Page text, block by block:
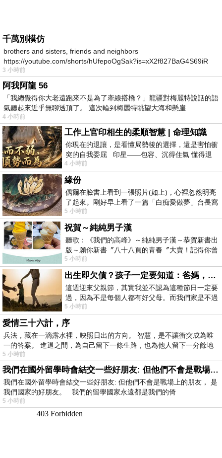
千萬別模仿
brothers and sisters, friends and neighbors
https://youtube.com/shorts/hUfepoOgSak?is=xX2f827BaG4S69iR
https
3 小時前
阿我阿龍 56
「我總覺得你大老遠跑來不是為了牽線搭橋？」龍疆對梅麗特說話的語
氣聽起來近乎無聊透頂了。 這次輪到梅麗特眺望大海和懸崖
4 小時前
工作上官印相生的柔順智慧 | 命理知識
你現在的退讓，是看懂局勢後的選擇，還是害怕衝
突的自我委屈 印星——包容、沉得住氣 懂得退
一步觀察，不會
4 小時前
緣份
偶爾在臉書上看到一張照片(如上)，心裡忽然明亮
了起來。剛好早上看了一篇「白痴愛做夢」台長寫
的貼文，在回顧年輕時瘋狂愛上
5 小時前
祝賀～純純男子漢
聽歌：《我們的高峰》～純純男子漢～恭賀新書出
版～願你新書〞八十八頁的青春〞大賣！記得你曾
經在我的版留言…「好讚的圖^^感覺大家
5 小時前
出生即欠債？孩子一定要知道：爸媽，其實我不欠你們
這週迎來父親節，其實我並不認為這種節日一定要
過，因為不是每個人都有好父母。而我們家是不過
節的，平時也沒什麼儀式感，生活趨近冷
5 小時前
愛情三十六計，序
兵法，藏在一滴露水裡，映照日出的方向。 智慧，是不讓衝突成為唯
一的答案。 進退之間，為自己留下一條生路，也為他人留下一分餘地
5 小時前
我們在國外留學時會結交一些好朋友: 但他們不會是戰場上的朋友
我們在國外留學時會結交一些好朋友: 但他們不會是戰場上的朋友， 是
我們國家的好朋友。 我們的留學國家永遠都是我們的倚
5 小時前